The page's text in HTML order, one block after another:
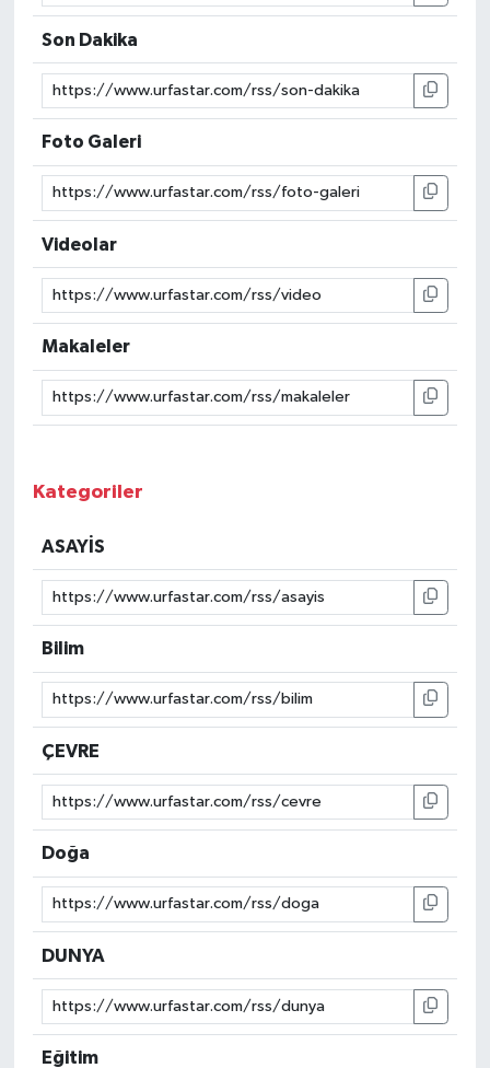
Son Dakika
Foto Galeri
Videolar
Makaleler
Kategoriler
ASAYİS
Bilim
ÇEVRE
Doğa
DUNYA
Eğitim